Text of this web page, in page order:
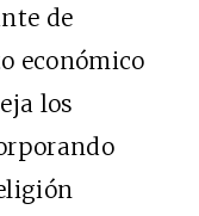
de
económico
los